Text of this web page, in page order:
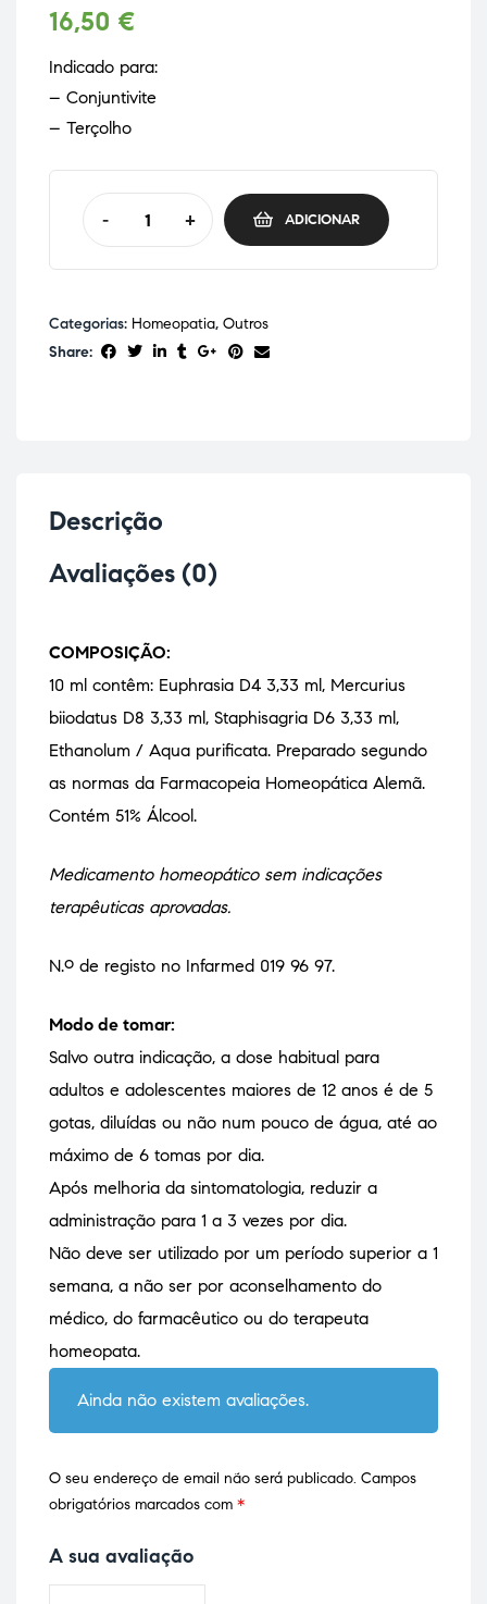
16,50 €
Indicado para:
– Conjuntivite
– Terçolho
- + ADICIONAR
Categorias: Homeopatia, Outros
Share:
Descrição
Avaliações (0)
COMPOSIÇÃO:
10 ml contêm: Euphrasia D4 3,33 ml, Mercurius
biiodatus D8 3,33 ml, Staphisagria D6 3,33 ml,
Ethanolum / Aqua purificata. Preparado segundo
as normas da Farmacopeia Homeopática Alemã.
Contém 51% Álcool.
Medicamento homeopático sem indicações
terapêuticas aprovadas.
N.º de registo no Infarmed 019 96 97.
Modo de tomar:
Salvo outra indicação, a dose habitual para
adultos e adolescentes maiores de 12 anos é de 5
gotas, diluídas ou não num pouco de água, até ao
máximo de 6 tomas por dia.
Após melhoria da sintomatologia, reduzir a
administração para 1 a 3 vezes por dia.
Não deve ser utilizado por um período superior a 1
semana, a não ser por aconselhamento do
médico, do farmacêutico ou do terapeuta
homeopata.
Ainda não existem avaliações.
O seu endereço de email não será publicado. Campos
obrigatórios marcados com *
A sua avaliação